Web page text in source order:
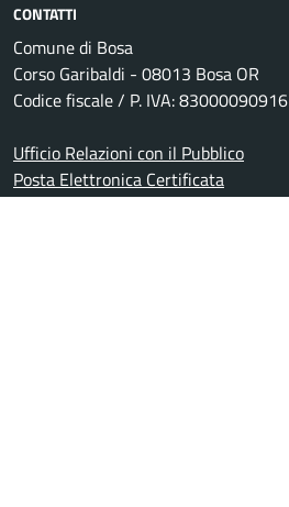
CONTATTI
Comune di Bosa
Corso Garibaldi - 08013 Bosa OR
Codice fiscale / P. IVA: 83000090916
Ufficio Relazioni con il Pubblico
Posta Elettronica Certificata
Centralino unico: +39 0785 368000